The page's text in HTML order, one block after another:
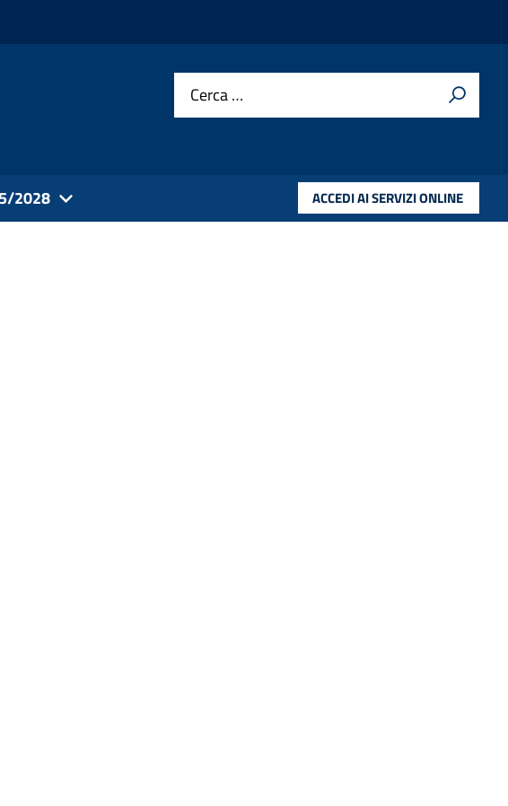
Cerca …
ACCEDI AI SERVIZI ONLINE
2028